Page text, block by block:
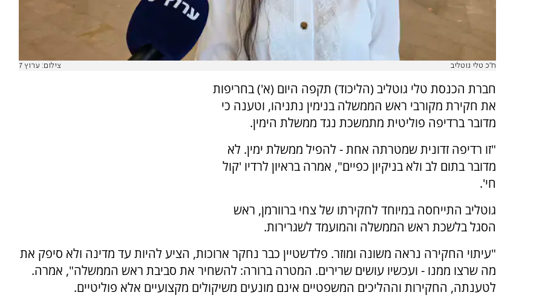
ח"כ טלי גוטליב צילום: ערוץ 7
חברת הכנסת טלי גוטליב (הליכוד) תקפה היום (א') בחריפות
את חקירת מקורבי ראש הממשלה בנימין נתניהו, וטענה כי
מדובר ברדיפה פוליטית מתמשכת נגד ממשלת הימין.
"זו רדיפה זדונית שמטרתה אחת - להפיל ממשלת ימין. לא
מדובר בתום לב ולא בניקיון כפיים", אמרה בראיון לרדיו 'קול
חי'.
גוטליב התייחסה במיוחד לחקירתו של צחי ברוורמן, ראש
הסגל בלשכת ראש הממשלה והמועמד לשגרירות.
"עיתוי החקירה נראה משונה ומוזר. פלדשטיין כבר נחקר ארוכות, הציע להיות עד מדינה ולא סיפק את
מה שרצו ממנו - ועכשיו עושים שרירים. המטרה ברורה: להשחיר את סביבת ראש הממשלה", אמרה.
לטענתה, החקירות וההליכים המשפטיים אינם מונעים משיקולים מקצועיים אלא פוליטיים.